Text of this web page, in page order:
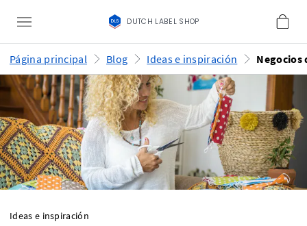
DUTCH LABEL SHOP
Página principal Blog Ideas e inspiración
Ideas e inspiración